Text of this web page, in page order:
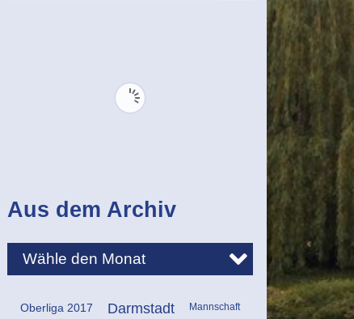
Aus dem Archiv
Oberliga 2017 Darmstadt Mannschaft